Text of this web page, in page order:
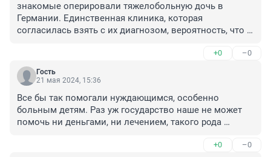
знакомые оперировали тяжелобольную дочь в
Германии. Единственная клиника, которая
согласилась взять с их диагнозом, вероятность, что
Девочка ушла в кому и лежала 9 месяцев. Потом еще
полгода лечили, чтобы просто она могла уехать в
Россию безопасно для себя.
месяца. Провели там примерно год и семь месяцев.
Клиника выделила двух врачей, довезли до дому -
реально до дому. Так боялись, что случится что-
+0 –0
Гость
21 мая 2024, 15:36
Все бы так помогали нуждающимся, особенно
больным детям. Раз уж государство наше не может
помочь ни деньгами, ни лечением, такого рода
+0 –0